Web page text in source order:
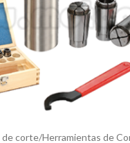
de corte Herramientas de